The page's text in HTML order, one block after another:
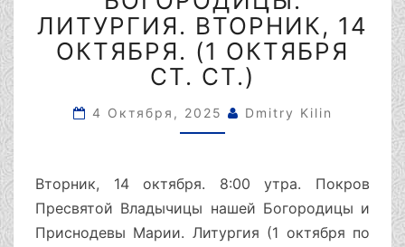
ЛИТУРГИЯ.
ВТОРНИК,
14
ОКТЯБРЯ.
ОКТЯБРЯ
СТ.
ЛИТУРГИЯ. ВТОРНИК, 14
ОКТЯБРЯ. (1 ОКТЯБРЯ
СТ. СТ.)
4 Октября, 2025 Dmitry Kilin
Вторник, 14 октября. 8:00 утра. Покров
Пресвятой Владычицы нашей Богородицы и
Приснодевы Марии. Литургия (1 октября по